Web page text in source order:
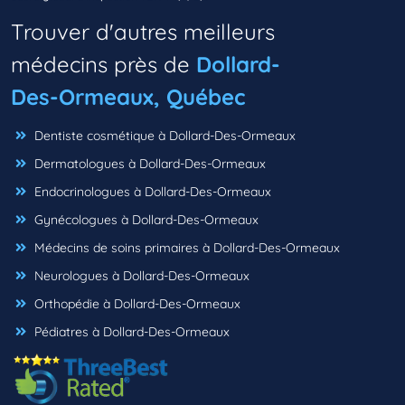
Trouver d'autres meilleurs
médecins près de Dollard-
Des-Ormeaux, Québec
Dentiste cosmétique à Dollard-Des-Ormeaux
Dermatologues à Dollard-Des-Ormeaux
Endocrinologues à Dollard-Des-Ormeaux
Gynécologues à Dollard-Des-Ormeaux
Médecins de soins primaires à Dollard-Des-Ormeaux
Neurologues à Dollard-Des-Ormeaux
Orthopédie à Dollard-Des-Ormeaux
Pédiatres à Dollard-Des-Ormeaux